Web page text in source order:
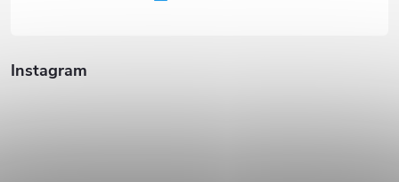
Instagram